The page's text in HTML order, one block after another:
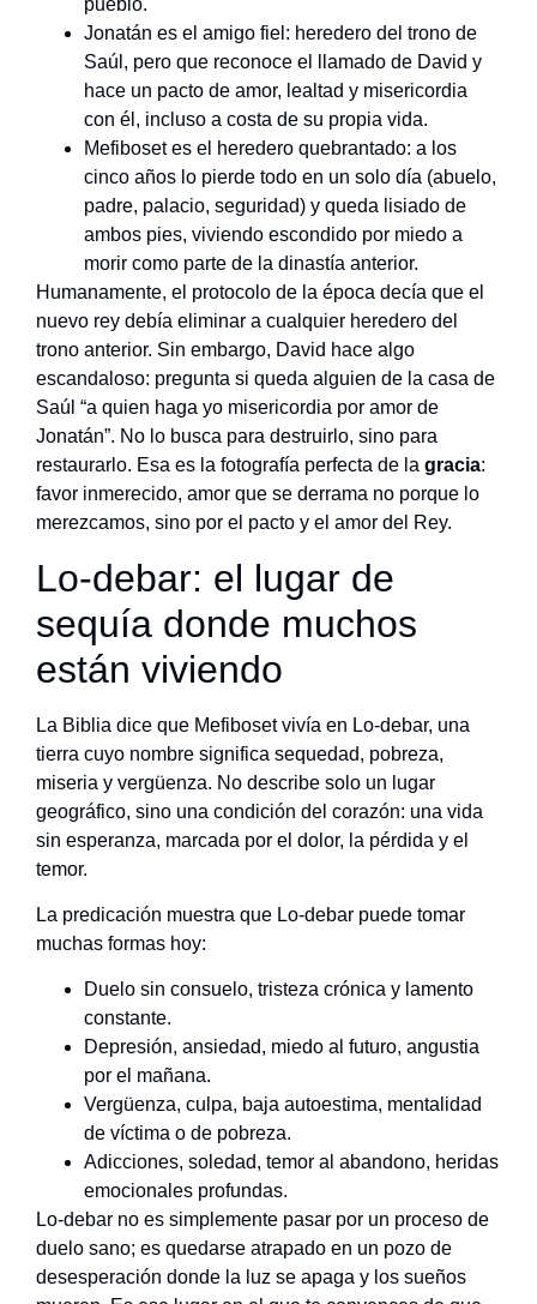
pueblo.
Jonatán es el amigo fiel: heredero del trono de
Saúl, pero que reconoce el llamado de David y
hace un pacto de amor, lealtad y misericordia
con él, incluso a costa de su propia vida.
Mefiboset es el heredero quebrantado: a los
cinco años lo pierde todo en un solo día (abuelo,
padre, palacio, seguridad) y queda lisiado de
ambos pies, viviendo escondido por miedo a
morir como parte de la dinastía anterior.
Humanamente, el protocolo de la época decía que el
nuevo rey debía eliminar a cualquier heredero del
trono anterior. Sin embargo, David hace algo
escandaloso: pregunta si queda alguien de la casa de
Saúl “a quien haga yo misericordia por amor de
Jonatán”. No lo busca para destruirlo, sino para
restaurarlo. Esa es la fotografía perfecta de la gracia:
favor inmerecido, amor que se derrama no porque lo
merezcamos, sino por el pacto y el amor del Rey.
Lo-debar: el lugar de
sequía donde muchos
están viviendo
La Biblia dice que Mefiboset vivía en Lo-debar, una
tierra cuyo nombre significa sequedad, pobreza,
miseria y vergüenza. No describe solo un lugar
geográfico, sino una condición del corazón: una vida
sin esperanza, marcada por el dolor, la pérdida y el
temor.
La predicación muestra que Lo-debar puede tomar
muchas formas hoy:
Duelo sin consuelo, tristeza crónica y lamento
constante.
Depresión, ansiedad, miedo al futuro, angustia
por el mañana.
Vergüenza, culpa, baja autoestima, mentalidad
de víctima o de pobreza.
Adicciones, soledad, temor al abandono, heridas
emocionales profundas.
Lo-debar no es simplemente pasar por un proceso de
duelo sano; es quedarse atrapado en un pozo de
desesperación donde la luz se apaga y los sueños